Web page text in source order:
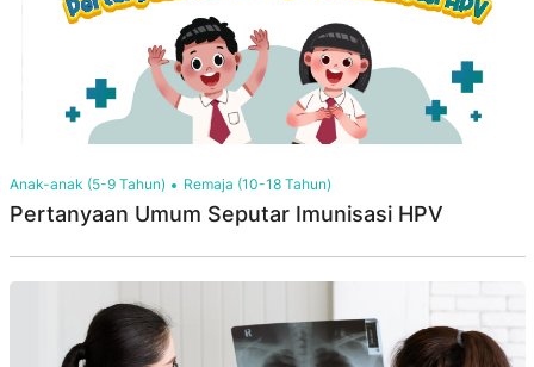
Anak-anak (5-9 Tahun) Remaja (10-18 Tahun)
Pertanyaan Umum Seputar Imunisasi HPV